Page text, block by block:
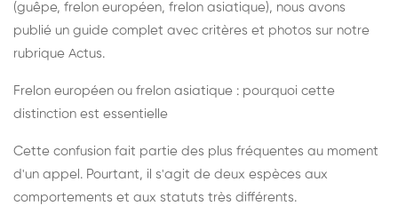
(guêpe, frelon européen, frelon asiatique), nous avons
publié un guide complet avec critères et photos sur notre
rubrique Actus.
Frelon européen ou frelon asiatique : pourquoi cette
distinction est essentielle
Cette confusion fait partie des plus fréquentes au moment
d'un appel. Pourtant, il s'agit de deux espèces aux
comportements et aux statuts très différents.